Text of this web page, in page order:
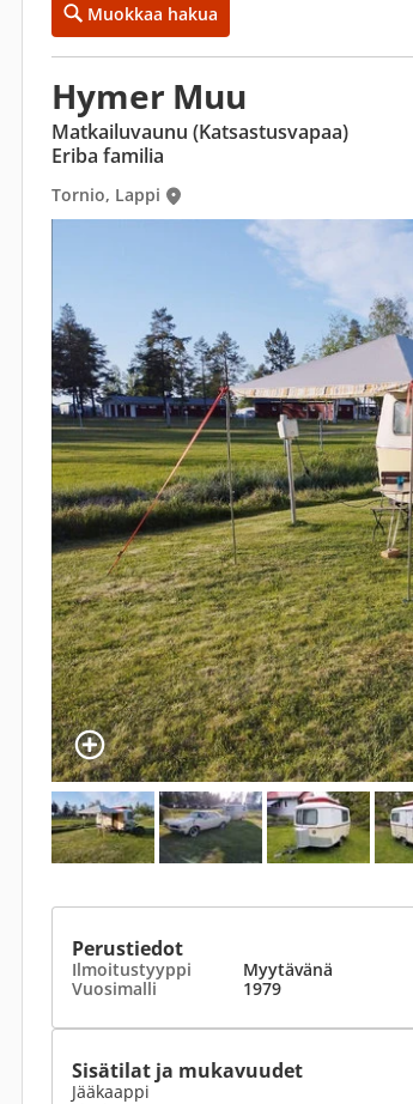
Muokkaa hakua
Hymer Muu
Matkailuvaunu (Katsastusvapaa)
Eriba familia
Tornio, Lappi
Perustiedot
Ilmoitustyyppi Myytävänä
Vuosimalli
1979
Sisätilat ja mukavuudet
Jääkaappi